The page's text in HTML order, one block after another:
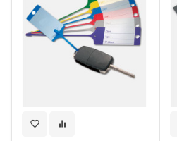
favorite_border equalizer